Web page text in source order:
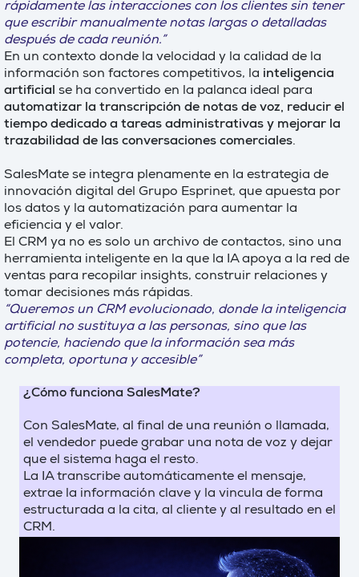
rápidamente las interacciones con los clientes sin tener
que escribir manualmente notas largas o detalladas
después de cada reunión.”
En un contexto donde la velocidad y la calidad de la
información son factores competitivos, la inteligencia
artificial se ha convertido en la palanca ideal para
automatizar la transcripción de notas de voz, reducir el
tiempo dedicado a tareas administrativas y mejorar la
trazabilidad de las conversaciones comerciales.
SalesMate se integra plenamente en la estrategia de
innovación digital del Grupo Esprinet, que apuesta por
los datos y la automatización para aumentar la
eficiencia y el valor.
El CRM ya no es solo un archivo de contactos, sino una
herramienta inteligente en la que la IA apoya a la red de
ventas para recopilar insights, construir relaciones y
tomar decisiones más rápidas.
“Queremos un CRM evolucionado, donde la inteligencia
artificial no sustituya a las personas, sino que las
potencie, haciendo que la información sea más
completa, oportuna y accesible”
¿Cómo funciona SalesMate?
Con SalesMate, al final de una reunión o llamada,
el vendedor puede grabar una nota de voz y dejar
que el sistema haga el resto.
La IA transcribe automáticamente el mensaje,
extrae la información clave y la vincula de forma
estructurada a la cita, al cliente y al resultado en el
CRM.